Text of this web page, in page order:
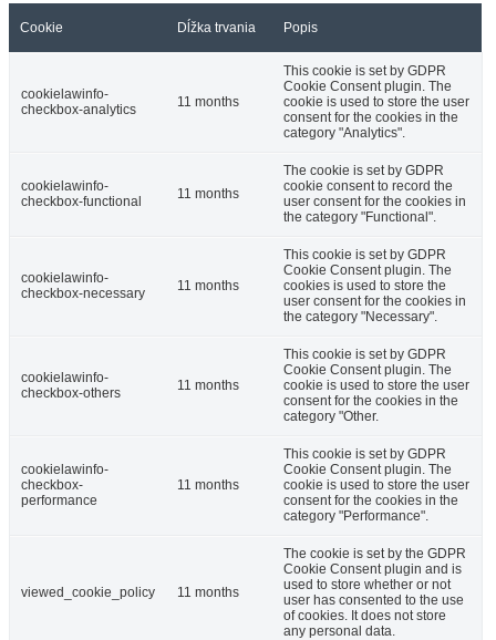
Cookie Dĺžka trvania Popis
cookielawinfo-
checkbox-analytics
11 months
This cookie is set by GDPR
Cookie Consent plugin. The
cookie is used to store the user
consent for the cookies in the
category "Analytics".
cookielawinfo-
checkbox-functional
11 months
The cookie is set by GDPR
cookie consent to record the
user consent for the cookies in
the category "Functional".
cookielawinfo-
checkbox-necessary
11 months
This cookie is set by GDPR
Cookie Consent plugin. The
cookies is used to store the
user consent for the cookies in
the category "Necessary".
cookielawinfo-
checkbox-others
11 months
This cookie is set by GDPR
Cookie Consent plugin. The
cookie is used to store the user
consent for the cookies in the
category "Other.
cookielawinfo-
checkbox-
performance
11 months
This cookie is set by GDPR
Cookie Consent plugin. The
cookie is used to store the user
consent for the cookies in the
category "Performance".
viewed_cookie_policy 11 months
The cookie is set by the GDPR
Cookie Consent plugin and is
used to store whether or not
user has consented to the use
of cookies. It does not store
any personal data.